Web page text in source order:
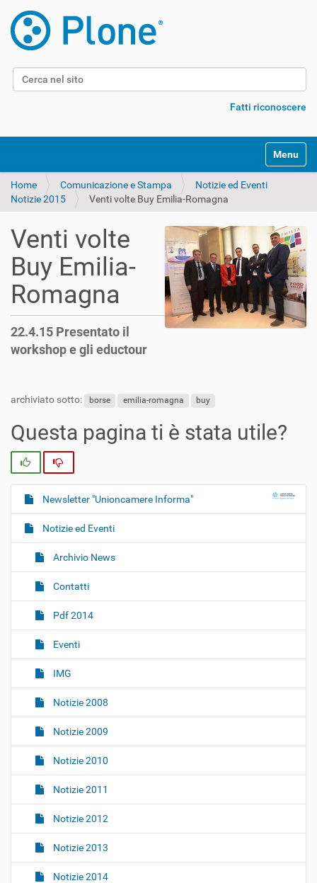
Cerca nel sito
Fatti riconoscere
Alterna
Home Comunicazione e Stampa
Notizie ed Eventi
Notizie 2015
Venti volte Buy Emilia-Romagna
Venti volte
Buy Emilia-
Romagna
22.4.15 Presentato il
workshop e gli eductour
archiviato sotto: borse emilia-romagna buy
Questa pagina ti è stata utile?
N
a
v
g
i
n
Newsletter "Unioncamere Informa"
Notizie ed Eventi
Archivio News
Contatti
Pdf 2014
Eventi
IMG
Notizie 2008
Notizie 2009
Notizie 2010
Notizie 2011
Notizie 2012
Notizie 2013
Notizie 2014